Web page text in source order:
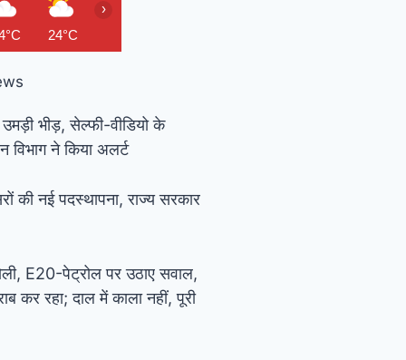
24°C
›
भीड़, सेल्फी-वीडियो के
ने किया अलर्ट
की नई पदस्थापना, राज्य सरकार
E20-पेट्रोल पर उठाए सवाल,
कर रहा; दाल में काला नहीं, पूरी